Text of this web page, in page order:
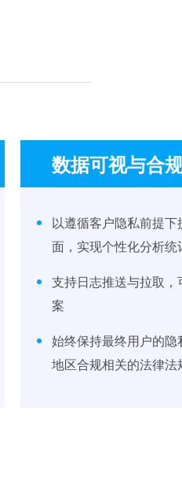
数据可视与合
以遵循客户隐私前提
面，实现个性化分析统
支持日志推送与拉取
案
始终保持最终用户的
地区合规相关的法律法